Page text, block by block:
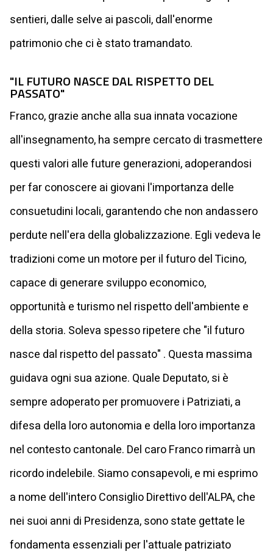
sentieri, dalle selve ai pascoli, dall'enorme
patrimonio che ci è stato tramandato.
"IL FUTURO NASCE DAL RISPETTO DEL
PASSATO"
Franco, grazie anche alla sua innata vocazione
all'insegnamento, ha sempre cercato di trasmettere
questi valori alle future generazioni, adoperandosi
per far conoscere ai giovani l'importanza delle
consuetudini locali, garantendo che non andassero
perdute nell'era della globalizzazione. Egli vedeva le
tradizioni come un motore per il futuro del Ticino,
capace di generare sviluppo economico,
opportunità e turismo nel rispetto dell'ambiente e
della storia. Soleva spesso ripetere che "il futuro
nasce dal rispetto del passato" . Questa massima
guidava ogni sua azione. Quale Deputato, si è
sempre adoperato per promuovere i Patriziati, a
difesa della loro autonomia e della loro importanza
nel contesto cantonale. Del caro Franco rimarrà un
ricordo indelebile. Siamo consapevoli, e mi esprimo
a nome dell'intero Consiglio Direttivo dell'ALPA, che
nei suoi anni di Presidenza, sono state gettate le
fondamenta essenziali per l'attuale patriziato